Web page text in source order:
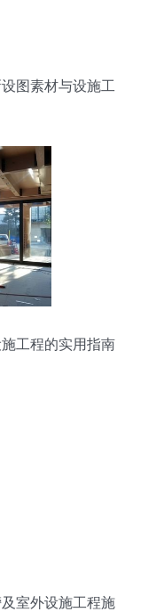
图素材与设施工
工程的实用指南
室外设施工程施